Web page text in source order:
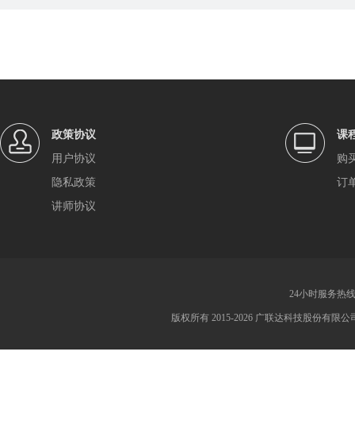
政策协议
用户协议
隐私政策
讲师协议
课
购
订
24小时服务热
版权所有 2015-2026 广联达科技股份有限公